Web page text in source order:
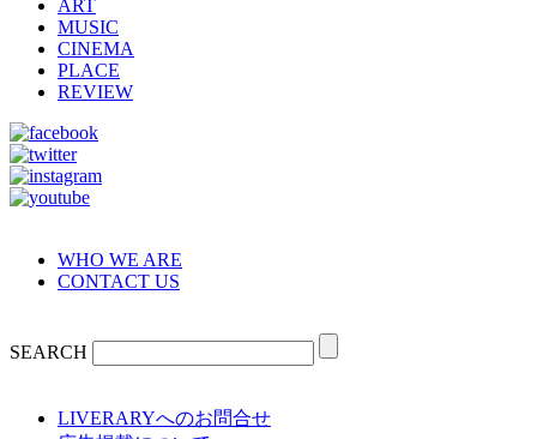
ART
MUSIC
CINEMA
PLACE
REVIEW
WHO WE ARE
CONTACT US
SEARCH
LIVERARYへのお問合せ